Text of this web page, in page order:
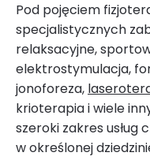
Pod pojęciem
specjalistycznych
relaksacyjne,
elektrostymulacja,
jonoforeza,
krioterapia i wiele
szeroki zakres usług
w określonej